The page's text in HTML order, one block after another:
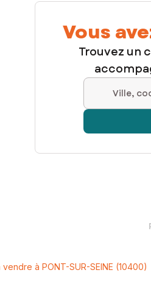
Vous
Trouvez un
Ville,
vendre à PONT-SUR-SEINE (10400)